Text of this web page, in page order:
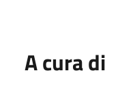
A cura di